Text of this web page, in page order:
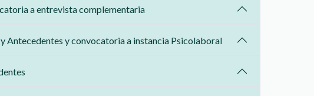
a entrevista complementaria
y convocatoria a instancia Psicolaboral